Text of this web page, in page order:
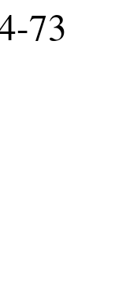
73